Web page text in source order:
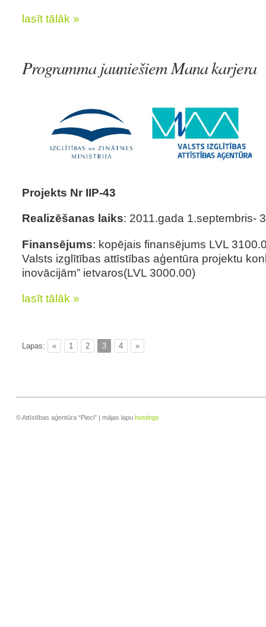
lasīt tālāk »
Programma jauniešiem Mana karjera
Projekts Nr IIP-43
Realizēšanas laiks: 2011.gada 1.septembris-
Finansējums: kopējais finansējums LVL
Valsts izglītības attīstības aģentūra projektu
inovācijām” ietvaros(LVL 3000.00)
lasīt tālāk »
Lapas: « 1 2 3 4 »
© Attīstības aģentūra “Pieci” | mājas lapu hostings